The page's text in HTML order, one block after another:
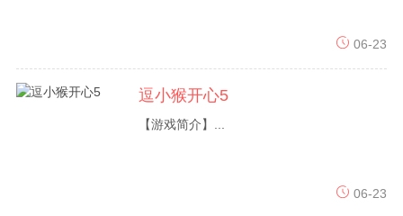
06-23
逗小猴开心5
【游戏简介】...
06-23